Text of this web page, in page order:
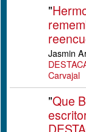
"
Jasmin
Carvajal
"Que